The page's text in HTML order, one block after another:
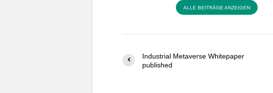
ALLE BEITRÄGE ANZEIGEN
Industrial Metaverse Whitepaper
published